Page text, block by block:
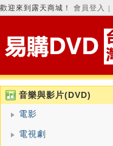
歡迎來到露天商城！ 會員登入
音樂與影片(DVD)
電影
電視劇